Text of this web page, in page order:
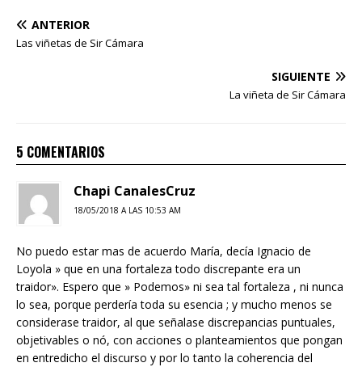
ANTERIOR
Las viñetas de Sir Cámara
SIGUIENTE
La viñeta de Sir Cámara
5 COMENTARIOS
Chapi CanalesCruz
18/05/2018 A LAS 10:53 AM
No puedo estar mas de acuerdo María, decía Ignacio de
Loyola » que en una fortaleza todo discrepante era un
traidor». Espero que » Podemos» ni sea tal fortaleza , ni nunca
lo sea, porque perdería toda su esencia ; y mucho menos se
considerase traidor, al que señalase discrepancias puntuales,
objetivables o nó, con acciones o planteamientos que pongan
en entredicho el discurso y por lo tanto la coherencia del